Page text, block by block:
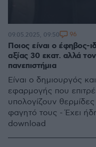
Ποιος είναι ο έφηβος-
αξίας 30 εκατ. αλλά
πανεπιστήμια
Είναι ο δημιουργός
εφαρμογής που
υπολογίζουν
φαγητό τους - Έχει
download
09.05.2025, 09:50 96